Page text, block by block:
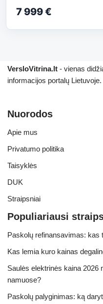
7 999 €
VersloVitrina.lt - vienas
informacijos portalų Lietuvoje.
Nuorodos
Apie mus
Privatumo politika
Taisyklės
DUK
Straipsniai
Populiariausi
Paskolų refinansavimas: kas
Kas lemia kuro kainas
Saulės elektrinės kaina 2026
namuose?
Paskolų palyginimas: ką